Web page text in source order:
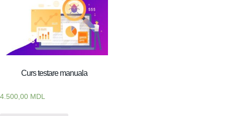
Curs testare manuala
4.500,00 MDL